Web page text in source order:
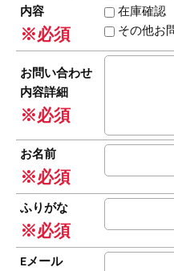
内容
※必須
在庫確認
その他お
お問い合わせ
内容詳細
※必須
お名前
※必須
ふりがな
※必須
Eメール